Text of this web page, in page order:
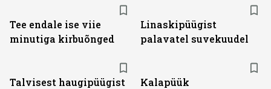
Tee endale ise viie
minutiga kirbuõnged
Linaskipüügist
palavatel suvekuudel
Talvisest haugipüügist
Kalapüük